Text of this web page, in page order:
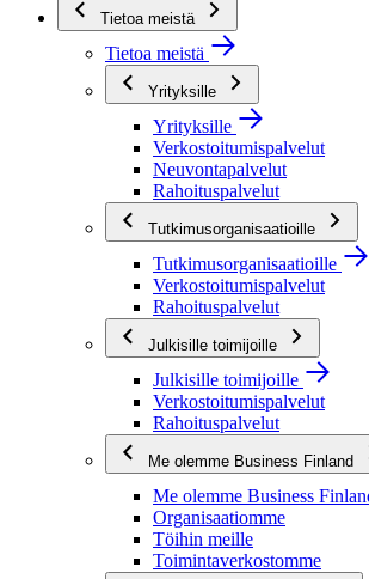
Tietoa meistä
Tietoa meistä
Yrityksille
Yrityksille
Verkostoitumispalvelut
Neuvontapalvelut
Rahoituspalvelut
Tutkimusorganisaatioille
Tutkimusorganisaatioille
Verkostoitumispalvelut
Rahoituspalvelut
Julkisille toimijoille
Julkisille toimijoille
Verkostoitumispalvelut
Rahoituspalvelut
Me olemme Business Finland
Me olemme Business
Organisaatiomme
Töihin meille
Toimintaverkostomme